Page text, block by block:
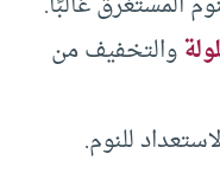
والتخفيف من